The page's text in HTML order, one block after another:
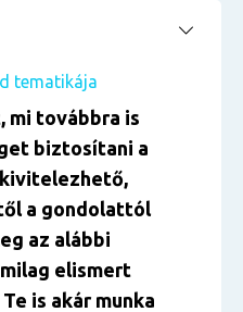
tematikája
mi továbbra is
biztosítani a
a gondolattól
az alábbi
elismert
is akár munka